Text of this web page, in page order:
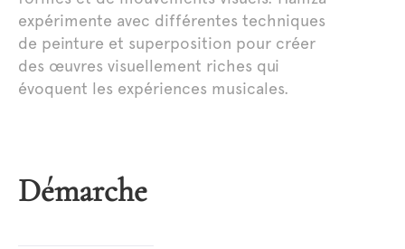
expérimente avec différentes techniques
de peinture et superposition pour créer
des œuvres visuellement riches qui
évoquent les expériences musicales.
Démarche